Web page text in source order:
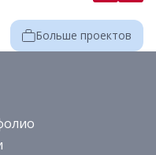
Больше проектов